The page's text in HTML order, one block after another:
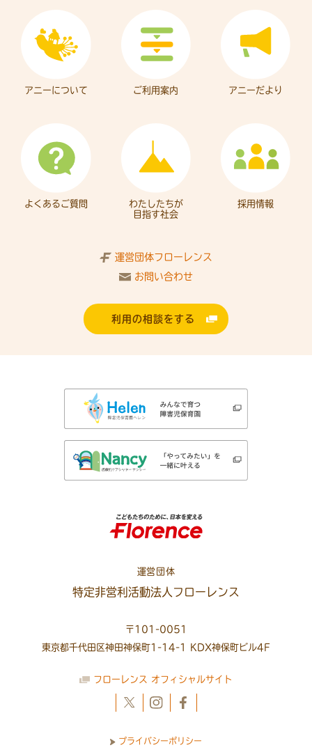
アニーについて ご利用案内 アニーだより
よくあるご質問
わたしたちが
目指す社会
採用情報
運営団体フローレンス
お問い合わせ
利用の相談をする
運営団体
特定非営利活動法人フローレンス
〒101-0051
東京都千代田区神田神保町1-14-1 KDX神保町ビル4F
フローレンス オフィシャルサイト
プライバシーポリシー